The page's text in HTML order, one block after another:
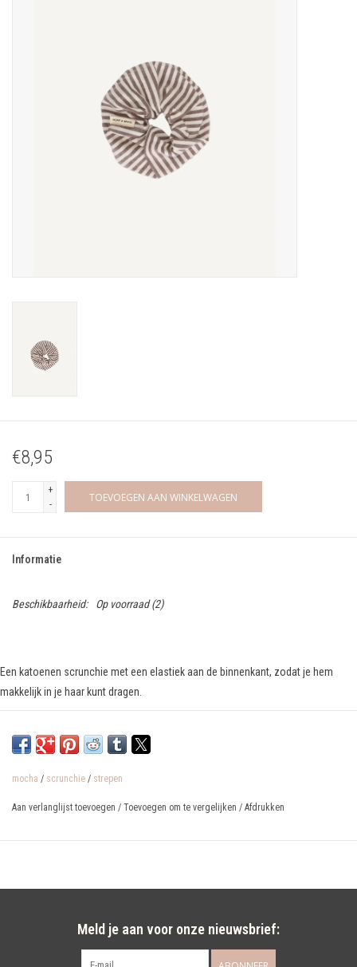
€8,95
+
-
TOEVOEGEN AAN WINKELWAGEN
Informatie
Beschikbaarheid: Op voorraad(2)
Een katoenen scrunchie met een elastiek aan de binnenkant, zodat je hem
makkelijk in je haar kunt dragen.
mocha / scrunchie / strepen
Aan verlanglijst toevoegen / Toevoegen om te vergelijken / Afdrukken
Meld je aan voor onze nieuwsbrief: